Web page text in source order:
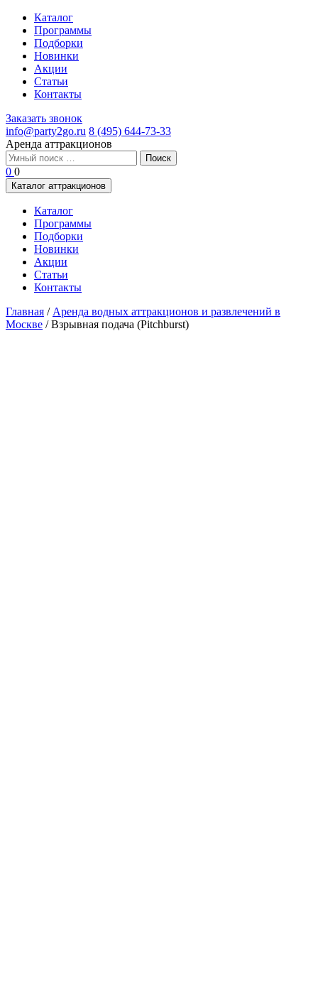
Каталог
Программы
Подборки
Новинки
Акции
Статьи
Контакты
Заказать звонок
info@party2go.ru 8 (495) 644-73-33
Аренда аттракционов
Найти:
0 0
Каталог аттракционов
Каталог
Программы
Подборки
Новинки
Акции
Статьи
Контакты
Главная / Аренда водных аттракционов и развлечений в
Москве /Взрывная подача (Pitchburst)